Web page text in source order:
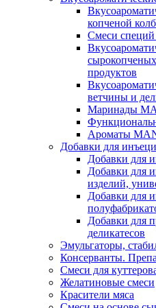
копченой
Смеси
продуктов
ветчины и
Маринады
Ароматы
Добавки для
Добавки для
Добавки для
изделий,
Добавки для
Добавки для
деликатесов
Эмульгаторы,
Консерванты.
Смеси для
Желатиновые смеси
Красители мяса